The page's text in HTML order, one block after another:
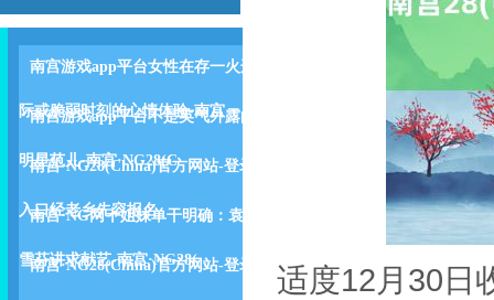
南宫游戏app平台女性在存一火边
际或脆弱时刻的心情体验-南宫
南宫游戏app平台不是英气外露的
明星范儿-南宫·NG28(C
南宫·NG28(China)官方网站-登录
入口经老乡先容报名
南宫·NG网十姐妹单干明确：袁
雪芬讲求献艺-南宫·NG28(
南宫·NG28(China)官方网站-登录
适度12月30日